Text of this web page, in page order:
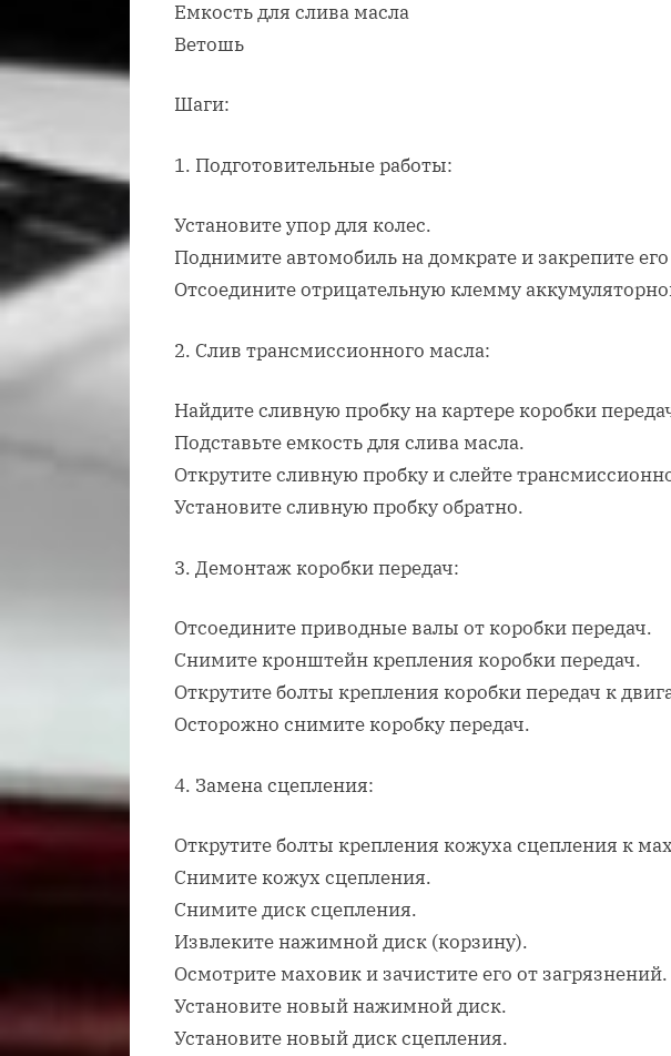
Емкость для слива масла
Ветошь
Шаги:
1. Подготовительные работы:
Установите упор для колес.
Поднимите автомобиль на домкрате и закрепите
Отсоедините отрицательную клемму
2. Слив трансмиссионного масла:
Найдите сливную пробку на картере коробки
Подставьте емкость для слива масла.
Открутите сливную пробку и слейте
Установите сливную пробку обратно.
3. Демонтаж коробки передач:
Отсоедините приводные валы от коробки передач.
Снимите кронштейн крепления коробки передач.
Открутите болты крепления коробки передач к
Осторожно снимите коробку передач.
4. Замена сцепления:
Открутите болты крепления кожуха сцепления к
Снимите кожух сцепления.
Снимите диск сцепления.
Извлеките нажимной диск (корзину).
Осмотрите маховик и зачистите его от загрязнений.
Установите новый нажимной диск.
Установите новый диск сцепления.